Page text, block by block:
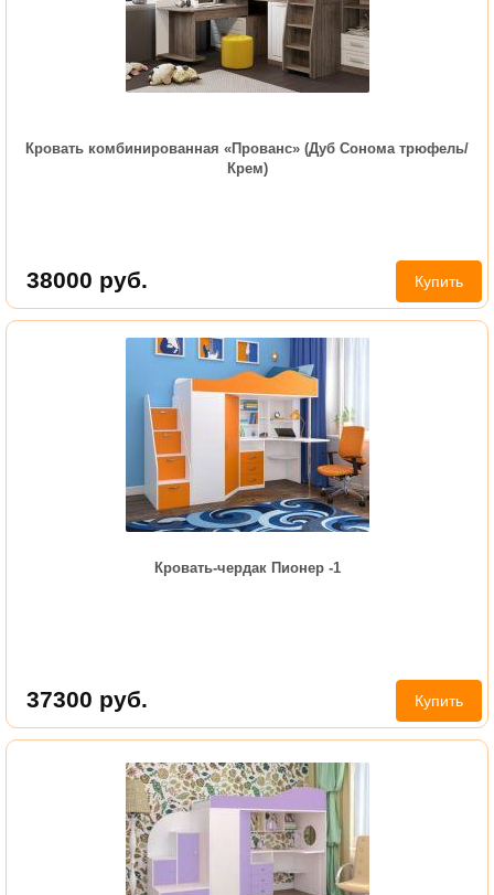
Кровать комбинированная «Прованс» (Дуб Сонома трюфель/
Крем)
38000 руб. Купить
Кровать-чердак Пионер -1
37300 руб. Купить